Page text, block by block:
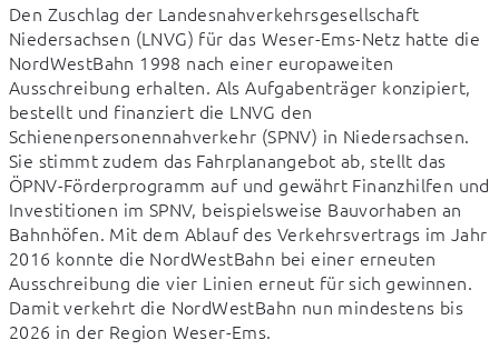
Den Zuschlag der Landesnahverkehrsgesellschaft
Niedersachsen (LNVG) für das Weser-Ems-Netz hatte die
NordWestBahn 1998 nach einer europaweiten
Ausschreibung erhalten. Als Aufgabenträger konzipiert,
bestellt und finanziert die LNVG den
Schienenpersonennahverkehr (SPNV) in Niedersachsen.
Sie stimmt zudem das Fahrplanangebot ab, stellt das
ÖPNV-Förderprogramm auf und gewährt Finanzhilfen und
Investitionen im SPNV, beispielsweise Bauvorhaben an
Bahnhöfen. Mit dem Ablauf des Verkehrsvertrags im Jahr
2016 konnte die NordWestBahn bei einer erneuten
Ausschreibung die vier Linien erneut für sich gewinnen.
Damit verkehrt die NordWestBahn nun mindestens bis
2026 in der Region Weser-Ems.